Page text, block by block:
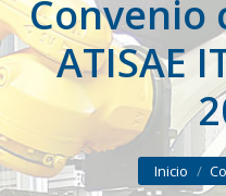
Convenio
ATISAE
You are here:
Inicio